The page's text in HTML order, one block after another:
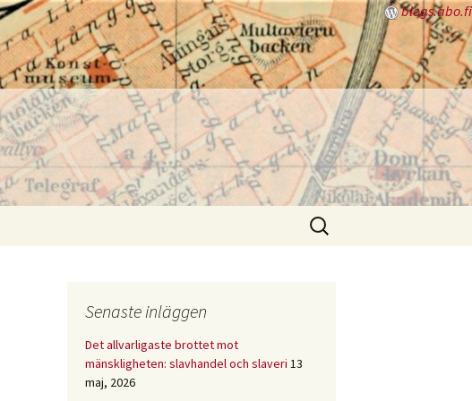
blogs.abo.fi
Sök
efter:
Senaste inläggen
Det allvarligaste brottet mot
mänskligheten: slavhandel och slaveri 13
maj, 2026